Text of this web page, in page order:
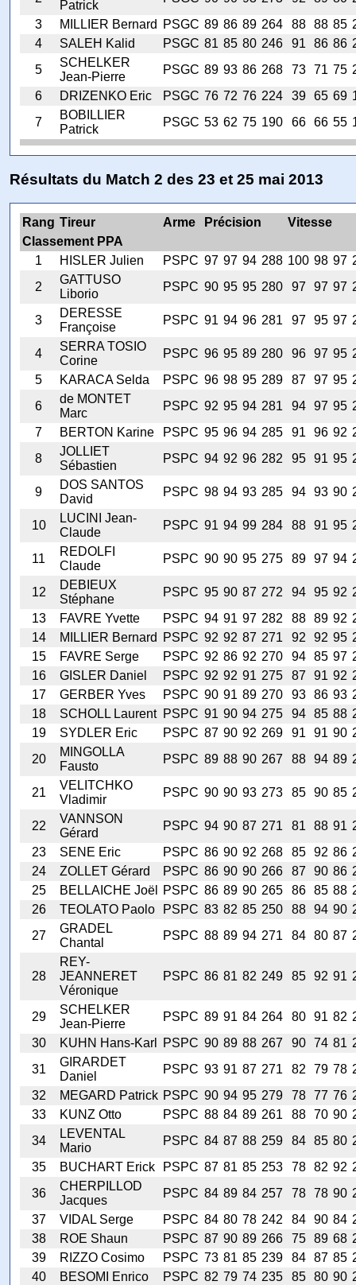
Patrick
3
MILLIER Bernard PSGC 89 86 89 264 88 88 85
4
SALEH Kalid PSGC 81 85 80 246 91 86 86
5
SCHELKER
Jean-Pierre
PSGC 89 93 86 268 73 71 75
6
DRIZENKO Eric PSGC 76 72 76 224 39 65 69
7
BOBILLIER
Patrick
PSGC 53 62 75 190 66 66 55
Résultats du Match 2 des 23 et 25 mai 2013
Rang Tireur Arme Précision
Vitesse
Classement PPA
1
HISLER Julien PSPC 97 97 94 288 100 98 97
2
GATTUSO
Liborio
PSPC 90 95 95 280 97 97 97
3
DERESSE
Françoise
PSPC 91 94 96 281 97 95 97
4
SERRA TOSIO
Corine
PSPC 96 95 89 280 96 97 95
5
KARACA Selda PSPC 96 98 95 289 87 97 95
6
de MONTET
Marc
PSPC 92 95 94 281 94 97 95
7
BERTON Karine PSPC 95 96 94 285 91 96 92
8
JOLLIET
Sébastien
PSPC 94 92 96 282 95 91 95
9
DOS SANTOS
David
PSPC 98 94 93 285 94 93 90
10
LUCINI Jean-
Claude
PSPC 91 94 99 284 88 91 95
11
REDOLFI
Claude
PSPC 90 90 95 275 89 97 94
12
DEBIEUX
Stéphane
PSPC 95 90 87 272 94 95 92
13
FAVRE Yvette PSPC 94 91 97 282 88 89 92
14
MILLIER Bernard PSPC 92 92 87 271 92 92 95
15
FAVRE Serge PSPC 92 86 92 270 94 85 97
16
GISLER Daniel PSPC 92 92 91 275 87 91 92
17
GERBER Yves PSPC 90 91 89 270 93 86 93
18
SCHOLL Laurent PSPC 91 90 94 275 94 85 88
19
SYDLER Eric PSPC 87 90 92 269 91 91 90
20
MINGOLLA
Fausto
PSPC 89 88 90 267 88 94 89
21
VELITCHKO
Vladimir
PSPC 90 90 93 273 85 90 85
22
VANNSON
Gérard
PSPC 94 90 87 271 81 88 91
23
SENE Eric PSPC 86 90 92 268 85 92 86
24
ZOLLET Gérard PSPC 86 90 90 266 87 90 86
25
BELLAICHE Joël PSPC 86 89 90 265 86 85 88
26
TEOLATO Paolo PSPC 83 82 85 250 88 94 90
27
GRADEL
Chantal
PSPC 88 89 94 271 84 80 87
28
REY-
JEANNERET
Véronique
PSPC 86 81 82 249 85 92 91
29
SCHELKER
Jean-Pierre
PSPC 89 91 84 264 80 91 82
30
KUHN Hans-Karl PSPC 90 89 88 267 90 74 81
31
GIRARDET
Daniel
PSPC 93 91 87 271 82 79 78
32
MEGARD Patrick PSPC 90 94 95 279 78 77 76
33
KUNZ Otto PSPC 88 84 89 261 88 70 90
34
LEVENTAL
Mario
PSPC 84 87 88 259 84 85 80
35
BUCHART Erick PSPC 87 81 85 253 78 82 92
36
CHERPILLOD
Jacques
PSPC 84 89 84 257 78 78 90
37
VIDAL Serge PSPC 84 80 78 242 84 90 84
38
ROE Shaun PSPC 87 90 89 266 75 89 68
39
RIZZO Cosimo PSPC 73 81 85 239 84 87 85
40
BESOMI Enrico PSPC 82 79 74 235 85 80 90